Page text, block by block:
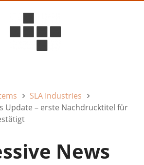
SLA Industries
Update – erste Nachdrucktitel für
News